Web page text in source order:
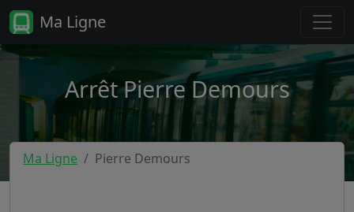
Ma Ligne
Arrêt Pierre Demours
Ma Ligne Pierre Demours